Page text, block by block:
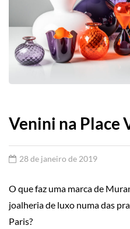
Venini na Place
28 de janeiro de 2019
O que faz uma marca de
joalheriade luxo numa das
Paris?